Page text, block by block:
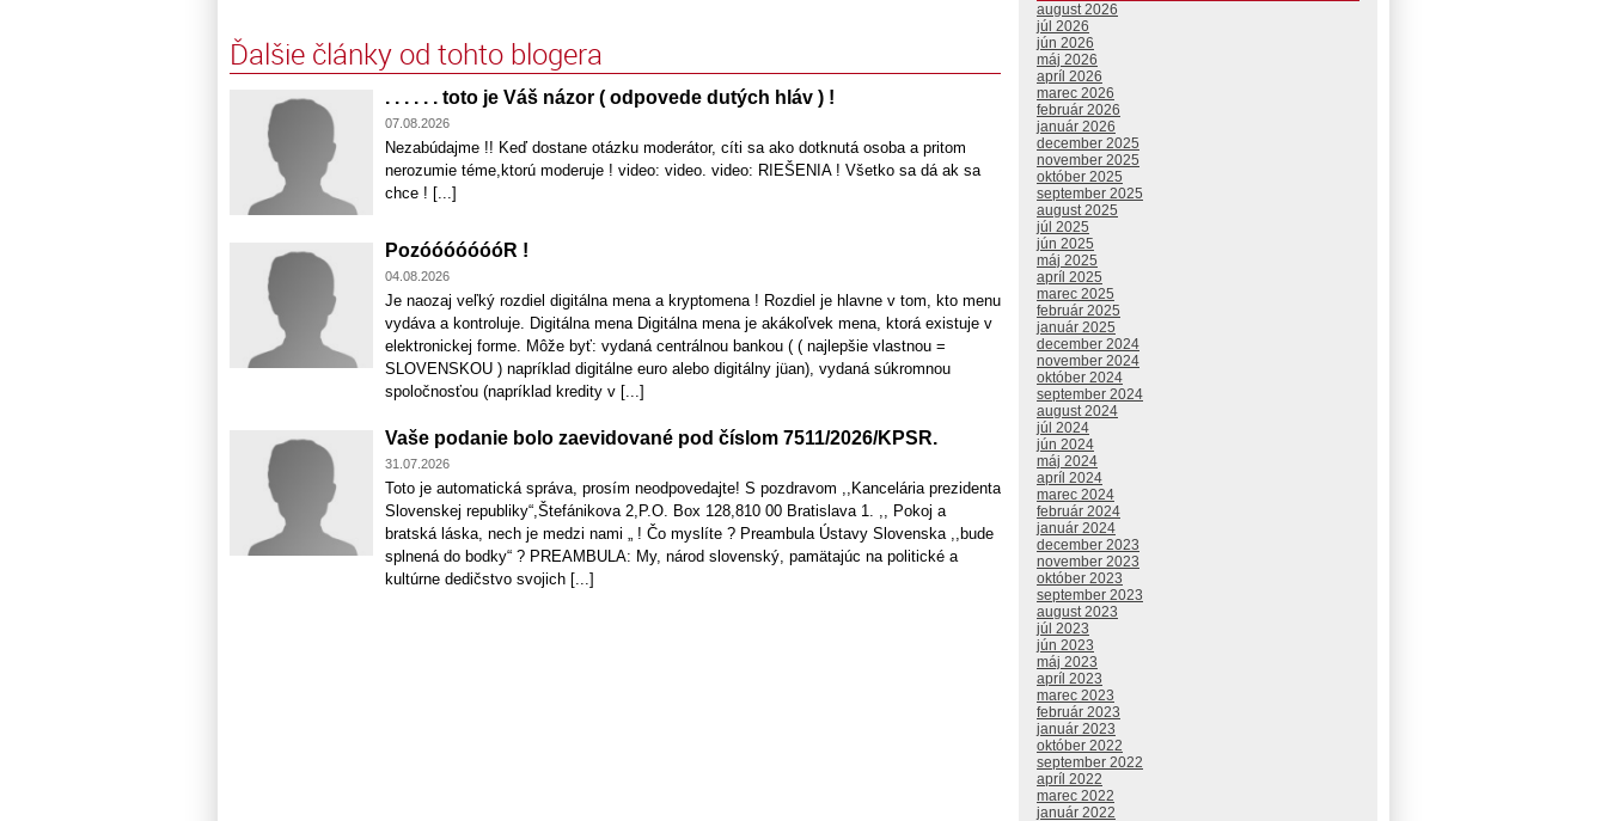
Ďalšie články od tohto blogera
. . . . . . toto je Váš názor ( odpovede dutých hláv ) !
07.08.2026
Nezabúdajme !! Keď dostane otázku moderátor, cíti sa ako dotknutá osoba a pritom
nerozumie téme,ktorú moderuje ! video: video. video: RIEŠENIA ! Všetko sa dá ak sa
chce ! [...]
PozóóóóóóóR !
04.08.2026
Je naozaj veľký rozdiel digitálna mena a kryptomena ! Rozdiel je hlavne v tom, kto menu
vydáva a kontroluje. Digitálna mena Digitálna mena je akákoľvek mena, ktorá existuje v
elektronickej forme. Môže byť: vydaná centrálnou bankou ( ( najlepšie vlastnou =
SLOVENSKOU ) napríklad digitálne euro alebo digitálny jüan), vydaná súkromnou
spoločnosťou (napríklad kredity v [...]
Vaše podanie bolo zaevidované pod číslom 7511/2026/KPSR.
31.07.2026
Toto je automatická správa, prosím neodpovedajte! S pozdravom ,,Kancelária prezidenta
Slovenskej republiky“,Štefánikova 2,P.O. Box 128,810 00 Bratislava 1. ,, Pokoj a
bratská láska, nech je medzi nami „ ! Čo myslíte ? Preambula Ústavy Slovenska ,,bude
splnená do bodky“ ? PREAMBULA: My, národ slovenský, pamätajúc na politické a
kultúrne dedičstvo svojich [...]
august 2026
júl 2026
jún 2026
máj 2026
apríl 2026
marec 2026
február 2026
január 2026
december 2025
november 2025
október 2025
september 2025
august 2025
júl 2025
jún 2025
máj 2025
apríl 2025
marec 2025
február 2025
január 2025
december 2024
november 2024
október 2024
september 2024
august 2024
júl 2024
jún 2024
máj 2024
apríl 2024
marec 2024
február 2024
január 2024
december 2023
november 2023
október 2023
september 2023
august 2023
júl 2023
jún 2023
máj 2023
apríl 2023
marec 2023
február 2023
január 2023
október 2022
september 2022
apríl 2022
marec 2022
január 2022